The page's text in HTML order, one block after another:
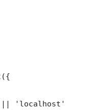
|| 'localhost'